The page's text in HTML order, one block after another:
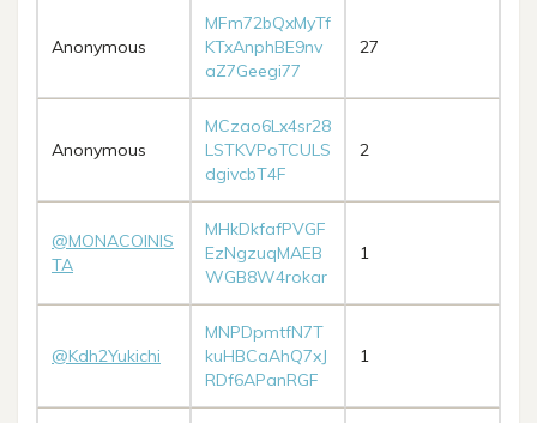
Anonymous
MFm72bQxMyTf
KTxAnphBE9nv
aZ7Geegi77
27
Anonymous
MCzao6Lx4sr28
LSTKVPoTCULS
dgivcbT4F
2
@MONACOINIS
TA
MHkDkfafPVGF
EzNgzuqMAEB
WGB8W4rokar
1
@Kdh2Yukichi
MNPDpmtfN7T
kuHBCaAhQ7xJ
RDf6APanRGF
1